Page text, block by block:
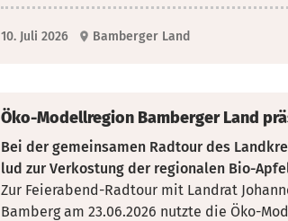
10. Juli 2026 Bamberger Land
Öko-Modellregion Bamberger Land
Bei der gemeinsamen Radtour des
lud zur Verkostung der regionalen Bio-
Zur Feierabend-Radtour mit Landrat
Bamberg am 23.06.2026 nutzte die Öko-